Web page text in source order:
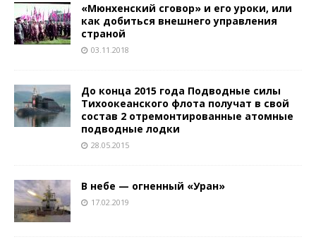
«Мюнхенский сговор» и его уроки, или
как добиться внешнего управления
страной
03.11.2018
До конца 2015 года Подводные силы
Тихоокеанского флота получат в свой
состав 2 отремонтированные атомные
подводные лодки
28.05.2015
В небе — огненный «Уран»
17.02.2019